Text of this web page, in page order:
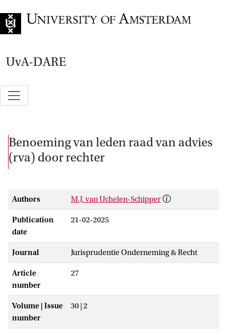
UvA-DARE
Benoeming van leden raad van advies
(rva) door rechter
Authors M.J. van Uchelen-Schipper
Publication
date
21-02-2025
Journal Jurisprudentie Onderneming & Recht
Article
number
27
Volume | Issue
number
30 | 2